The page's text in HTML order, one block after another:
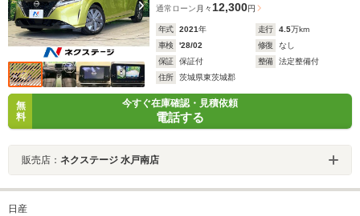
通常ローン 月々12,300円
年式 2021年 走行 4.5万km
車検
'28/02 修復
なし
保証
保証付 整備
法定整備付
住所
茨城県東茨城郡
無
料
今すぐ在庫確認・見積依頼
電話する
販売店： ネクステージ 水戸南店
日産